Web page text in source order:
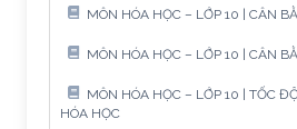
MÔN HÓA HỌC – LỚP 10 | CÂN
MÔN HÓA HỌC – LỚP 10 | CÂN
MÔN HÓA HỌC – LỚP 10 | TỐC
HÓA HỌC